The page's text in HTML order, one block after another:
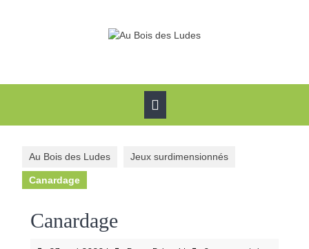
Au Bois des Ludes Jeux surdimensionnés
Canardage
Canardage